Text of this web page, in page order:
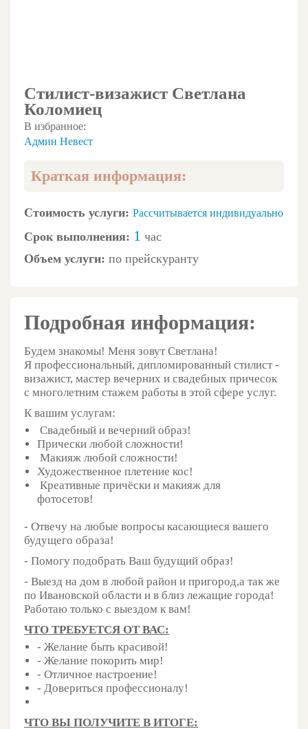
Стилист-визажист Светлана
Коломиец
В избранное:
Админ Невест
Краткая информация:
Стоимость услуги: Рассчитывается индивидуально
Срок выполнения: 1 час
Объем услуги: по прейскуранту
Подробная информация:
Будем знакомы! Меня зовут Светлана!
Я профессиональный, дипломированный стилист -
визажист, мастер вечерних и свадебных причесок
с многолетним стажем работы в этой сфере услуг.
К вашим услугам:
Свадебный и вечерний образ!
Прически любой сложности!
Макияж любой сложности!
Художественное плетение кос!
Креативные причёски и макияж для
фотосетов!
- Отвечу на любые вопросы касающиеся вашего
будущего образа!
- Помогу подобрать Ваш будущий образ!
- Выезд на дом в любой район и пригород,а так же
по Ивановской области и в близ лежащие города!
Работаю только с выездом к вам!
ЧТО ТРЕБУЕТСЯ ОТ ВАС:
- Желание быть красивой!
- Желание покорить мир!
- Отличное настроение!
- Довериться профессионалу!
ЧТО ВЫ ПОЛУЧИТЕ В ИТОГЕ: